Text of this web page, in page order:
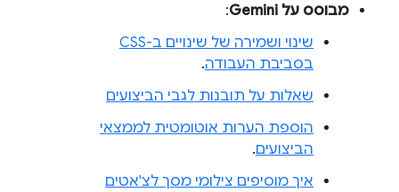
מבוסס על Gemini
:
שינוי ושמירה של שינויים ב-CSS
בסביבת העבודה.
שאלות על תובנות לגבי הביצועים
הוספת הערות אוטומטית לממצאי
הביצועים.
איך מוסיפים צילומי מסך לצ'אטים